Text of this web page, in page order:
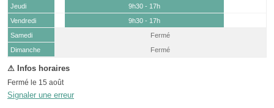
Jeudi
9h30 - 17h
Vendredi
9h30 - 17h
Samedi
(15 août)
Fermé
Dimanche
Fermé
Fermé le 15 août
Signaler une erreur